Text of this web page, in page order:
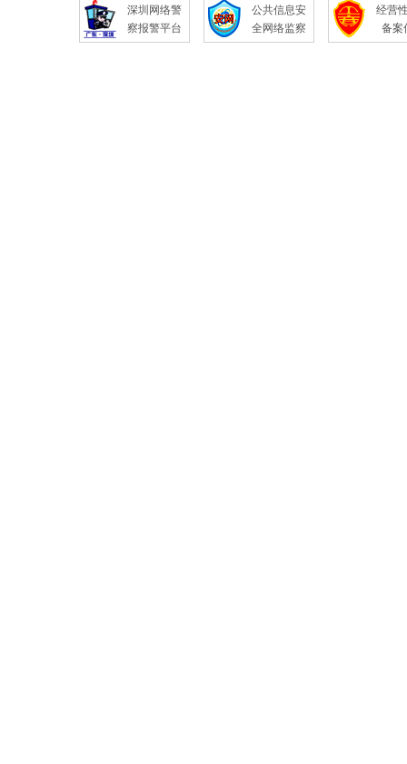
深圳网络警
察报警平台
公共信息安
全网络监察
经营
备案